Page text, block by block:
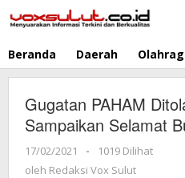
ke
Beranda Daerah
Gugatan PAHAM
Sampaikan Selamat
17/02/2021
oleh
Redaksi
-
1019 Dilihat
oleh Redaksi Vox Sulut